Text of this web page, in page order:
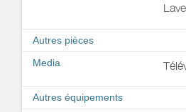
Autres pièces
Media
Autres équipements